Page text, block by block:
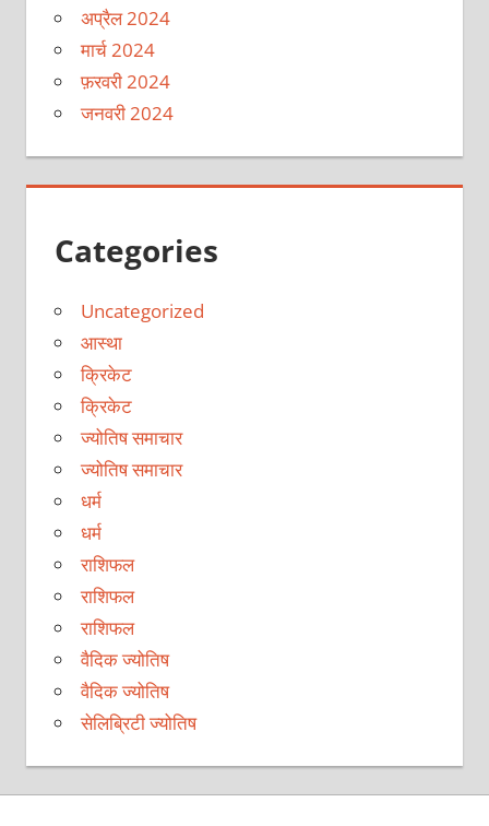
अप्रैल 2024
मार्च 2024
फ़रवरी 2024
जनवरी 2024
Categories
Uncategorized
आस्था
क्रिकेट
क्रिकेट
ज्योतिष समाचार
ज्योतिष समाचार
धर्म
धर्म
राशिफल
राशिफल
राशिफल
वैदिक ज्योतिष
वैदिक ज्योतिष
सेलिब्रिटी ज्योतिष